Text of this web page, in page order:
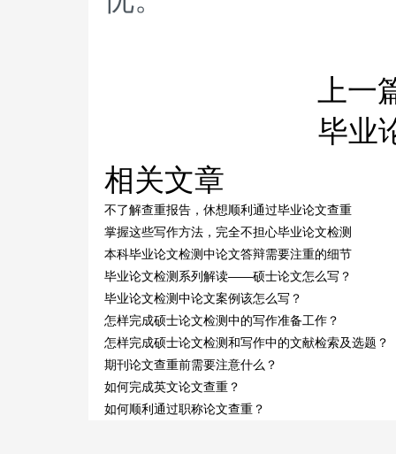
上一
毕业
相关文章
不了解查重报告，休想顺利通过毕业论文查重
掌握这些写作方法，完全不担心毕业论文检测
本科毕业论文检测中论文答辩需要注重的细节
毕业论文检测系列解读——硕士论文怎么写？
毕业论文检测中论文案例该怎么写？
怎样完成硕士论文检测中的写作准备工作？
怎样完成硕士论文检测和写作中的文献检索及选题？
期刊论文查重前需要注意什么？
如何完成英文论文查重？
如何顺利通过职称论文查重？